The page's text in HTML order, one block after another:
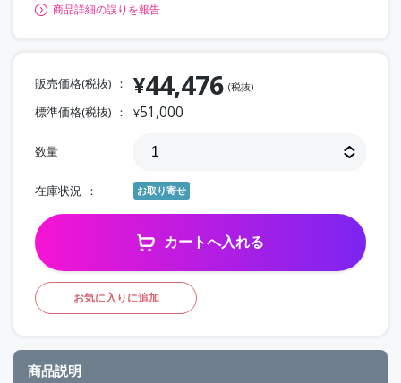
商品詳細の誤りを報告
販売価格(税抜) ¥44,476 (税抜)
標準価格(税抜) ¥51,000
数量
在庫状況 お取り寄せ
カートへ入れる
お気に入りに追加
商品説明